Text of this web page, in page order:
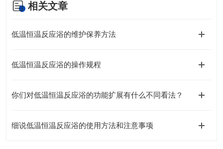
相关文章
低温恒温反应浴的维护保养方法
低温恒温反应浴的操作规程
你们对低温恒温反应浴的功能扩展有什么不同看法？
细说低温恒温反应浴的使用方法和注意事项